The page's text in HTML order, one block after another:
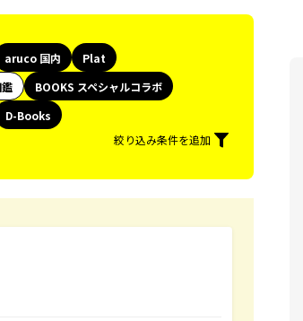
aruco 国内
Plat
BOOKS スペシャルコラボ
D-Books
絞り込み条件を追加